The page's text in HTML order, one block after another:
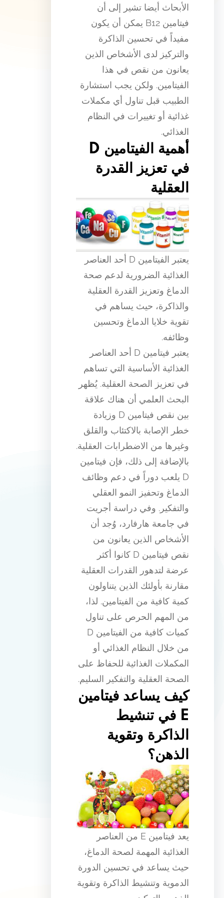
الأبحاث أيضا تشير إلى أن
فيتامين B12 يمكن أن يكون
مفيداً في تحسين الذاكرة
والتركيز لدى الأشخاص الذين
يعانون من نقص في هذا
الفيتامين. ولكن يجب استشارة
الطبيب قبل تناول أي مكملات
غذائية أو تغييرات في النظام
الغذائي.
أهمية الفيتامين D
في تعزيز القدرة
العقلية
يعتبر الفيتامين D أحد العناصر
الغذائية الضرورية لدعم صحة
الدماغ وتعزيز القدرة العقلية
والذاكرة، حيث يساهم في
تقوية خلايا الدماغ وتحسين
وظائفه.
يعتبر فيتامين D أحد العناصر
الغذائية الأساسية التي تساهم
في تعزيز الصحة العقلية. يُظهر
البحث العلمي أن هناك علاقة
بين نقص فيتامين D وزيادة
خطر الإصابة بالاكتئاب والقلق
وغيرها من الاضطرابات العقلية.
بالإضافة إلى ذلك، فإن فيتامين
D يلعب دوراً في دعم وظائف
الدماغ وتحفيز النمو العقلي
والتفكير. وفي دراسة أجريت
في جامعة هارفارد، وُجد أن
الأشخاص الذين يعانون من
نقص فيتامين D كانوا أكثر
عرضة لتدهور القدرات العقلية
مقارنة بأولئك الذين يتناولون
كمية كافية من الفيتامين. لذا،
من المهم الحرص على تناول
كميات كافية من الفيتامين D
من خلال النظام الغذائي أو
المكملات الغذائية للحفاظ على
الصحة العقلية والتفكير السليم.
كيف يساعد فيتامين
E في تنشيط
الذاكرة وتقوية
الذهن؟
يعد فيتامين E من العناصر
الغذائية المهمة لصحة الدماغ،
حيث يساعد في تحسين الدورة
الدموية وتنشيط الذاكرة وتقوية